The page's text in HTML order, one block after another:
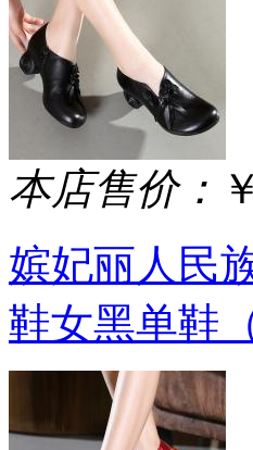
本店售价：
嫔妃丽人民
鞋女黑单鞋